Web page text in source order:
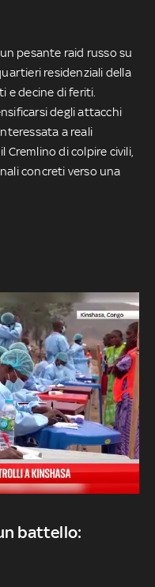
pesante raid russo su
residenziali della
e decine di feriti.
degli attacchi
a reali
Cremlino di colpire civili,
concreti verso una
battello: